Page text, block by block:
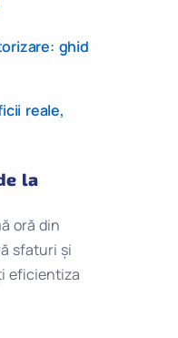
ghid
reale,
la
oră din
sfaturi și
eficientiza